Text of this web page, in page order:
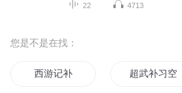
22 4713
您是不是在找：
西游记补 超武补习空间